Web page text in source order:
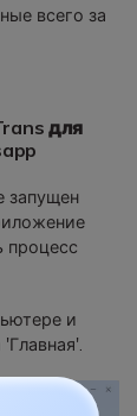
всего за
для
запущен
процесс
и